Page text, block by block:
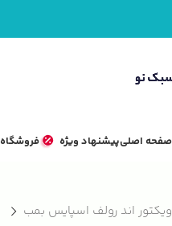
صفحه اصلیپیشنهاد ویژه فروشگاه
ویکتور اند رولف اسپایس بمب